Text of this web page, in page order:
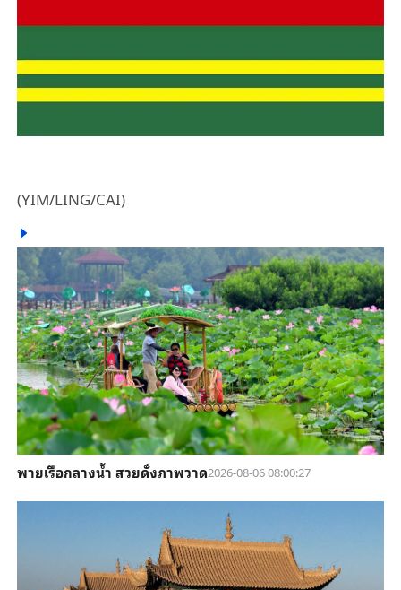
(YIM/LING/CAI)
พายเรือกลางน้ำ สวยดั่งภาพวาด2026-08-06 08:00:27